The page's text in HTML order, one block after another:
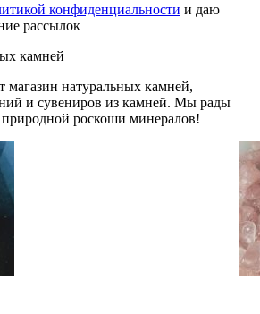
конфиденциальности и даю
рассылок
камней
магазин натуральных камней,
и сувениров из камней. Мы рады
роскоши минералов!